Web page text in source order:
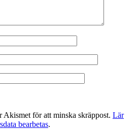
Akismet för att minska skräppost. Lär
bearbetas.